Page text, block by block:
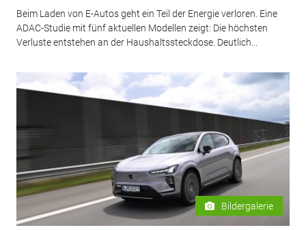
Beim Laden von E-Autos geht ein Teil der Energie verloren. Eine
ADAC-Studie mit fünf aktuellen Modellen zeigt: Die höchsten
Verluste entstehen an der Haushaltssteckdose. Deutlich...
Bildergalerie